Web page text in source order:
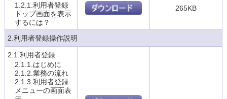
1.2.1.利用者登録
トップ画面を表示
するには？
265KB
2.利用者登録操作説明
2.1.利用者登録
2.1.1.はじめに
2.1.2.業務の流れ
2.1.3.利用者登録
メニューの画面表